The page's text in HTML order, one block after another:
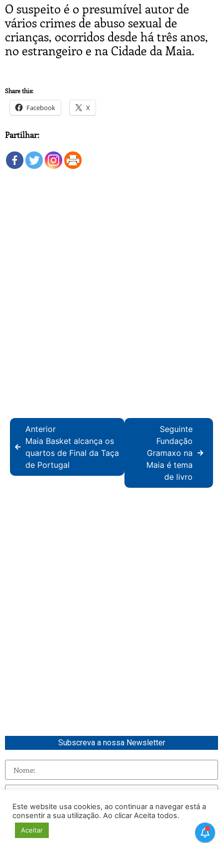
O suspeito é o presumível autor de
vários crimes de abuso sexual de
crianças, ocorridos desde há três anos,
no estrangeiro e na Cidade da Maia.
Share this:
Facebook X
Partilhar:
Anterior
Maia Basket alcança os
quartos de Final da Taça
de Portugal
Seguinte
Fundação
Gramaxo na
Maia é tema
de livro
Subscreva a nossa Newsletter
Enviar
Este website usa cookies, ao continuar a navegar está a
consentir a sua utilização. Ao clicar Aceita todos.
Aceitar